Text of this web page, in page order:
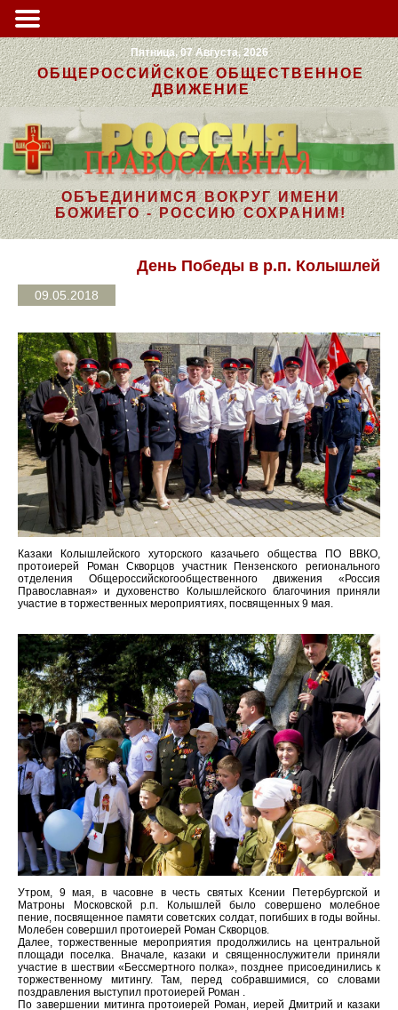
Пятница, 07 Августа, 2026
ОБЩЕРОССИЙСКОЕ ОБЩЕСТВЕННОЕ
ДВИЖЕНИЕ
ОБЪЕДИНИМСЯ ВОКРУГ ИМЕНИ
БОЖИЕГО - РОССИЮ СОХРАНИМ!
День Победы в р.п. Колышлей
09.05.2018
Казаки Колышлейского хуторского казачьего общества ПО ВВКО,
протоиерей Роман Скворцов участник Пензенского регионального
отделения Общероссийскогообщественного движения «Россия
Православная» и духовенство Колышлейского благочиния приняли
участие в торжественных мероприятиях, посвященных 9 мая.
Утром, 9 мая, в часовне в честь святых Ксении Петербургской и
Матроны Московской р.п. Колышлей было совершено молебное
пение, посвященное памяти советских солдат, погибших в годы войны.
Молебен совершил протоиерей Роман Скворцов.
Далее, торжественные мероприятия продолжились на центральной
площади поселка. Вначале, казаки и священнослужители приняли
участие в шествии «Бессмертного полка», позднее присоединились к
торжественному митингу. Там, перед собравшимися, со словами
поздравления выступил протоиерей Роман .
По завершении митинга протоиерей Роман, иерей Дмитрий и казаки